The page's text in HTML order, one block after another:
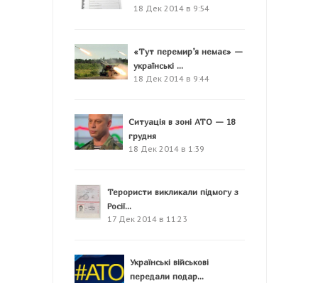
18 Дек 2014 в 9:54
«Тут перемир’я немає» —
українські ...
18 Дек 2014 в 9:44
Ситуація в зоні АТО — 18
грудня
18 Дек 2014 в 1:39
Терористи викликали підмогу з
Росії...
17 Дек 2014 в 11:23
Українські військові
передали подар...